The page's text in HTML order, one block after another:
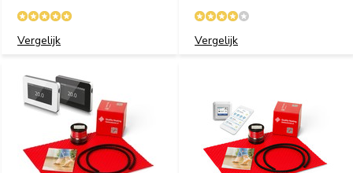
Vergelijk Vergelijk